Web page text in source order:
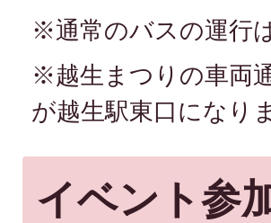
※通常のバスの運行
※越生まつりの車両
が越生駅東口になり
イベント参